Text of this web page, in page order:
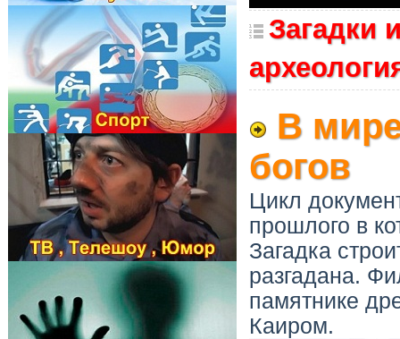
Загадки
В
богов
Цикл
прошлого в
Загадка
разгадана.
памятнике
Каиром.